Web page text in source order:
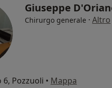
Giuseppe
Chirurgo generale · Altro
6, Pozzuoli • Mappa